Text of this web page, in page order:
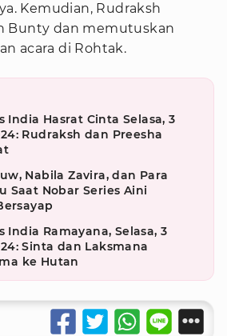
Kemudian, Rudraksh
Bunty dan memutuskan
acara di Rohtak.
India Hasrat Cinta Selasa, 3
Rudraksh dan Preesha
Nabila Zavira, dan Para
Saat Nobar Series Aini
India Ramayana, Selasa, 3
Sinta dan Laksmana
ke Hutan